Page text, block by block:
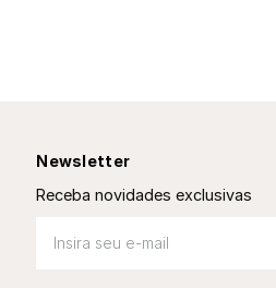
Newsletter
Receba novidades exclusivas